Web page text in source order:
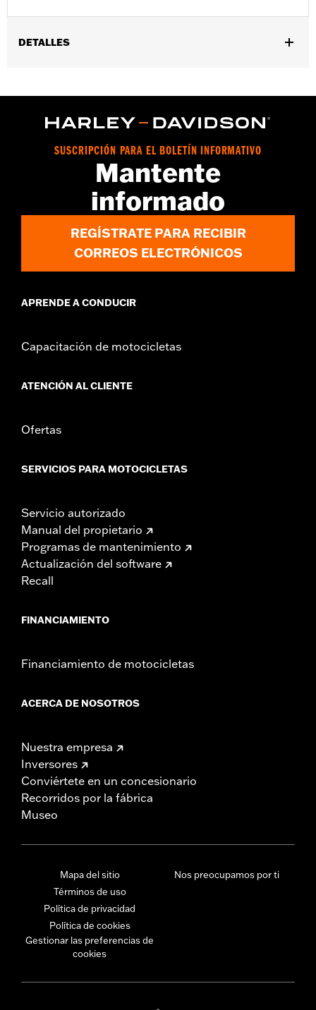
DETALLES
Características funcionales:Cremallera delantera
d.com/warrantypara obtener más información
Cotton
SUSCRIPCIÓN PARA EL BOLETÍN INFORMATIVO
Mantente
informado
REGÍSTRATE PARA RECIBIR
CORREOS ELECTRÓNICOS
APRENDE A CONDUCIR
Capacitación de motocicletas
ATENCIÓN AL CLIENTE
Ofertas
SERVICIOS PARA MOTOCICLETAS
Servicio autorizado
Manual del propietario
Programas de mantenimiento
Actualización del software
Recall
FINANCIAMIENTO
Financiamiento de motocicletas
ACERCA DE NOSOTROS
Nuestra empresa
Inversores
Conviértete en un concesionario
Recorridos por la fábrica
Museo
Mapa del sitio
Términos de uso
Política de privacidad
Política de cookies
Gestionar las preferencias de
cookies
Nos preocupamos por ti